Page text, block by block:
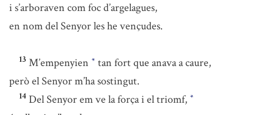
i s’arboraven com foc d’argelagues,
en nom del Senyor les he vençudes.
13 M’empenyien * tan fort que anava a caure,
però el Senyor m’ha sostingut.
14 Del Senyor em ve la força i el triomf, *